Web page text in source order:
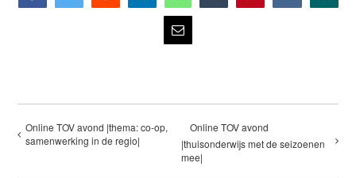
E-
mail
Online TOV avond |thema: co-op,
samenwerking in de regio|
Online TOV avond
|thuisonderwijs met de seizoenen
mee|